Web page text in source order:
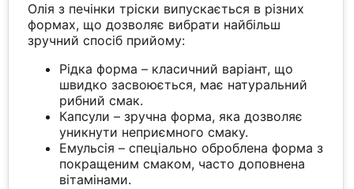
Олія з печінки тріски випускається в різних
формах, що дозволяє вибрати найбільш
зручний спосіб прийому:
Рідка форма – класичний варіант, що
швидко засвоюється, має натуральний
рибний смак.
Капсули – зручна форма, яка дозволяє
уникнути неприємного смаку.
Емульсія – спеціально оброблена форма з
покращеним смаком, часто доповнена
вітамінами.